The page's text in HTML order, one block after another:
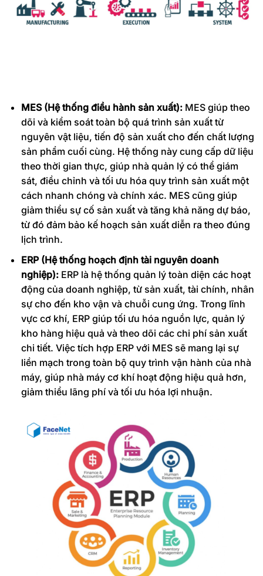
MES (Hệ thống điều hành sản xuất):MES giúp theo
dõi và kiểm soát toàn bộ quá trình sản xuất từ
nguyên vật liệu, tiến độ sản xuất cho đến chất lượng
sản phẩm cuối cùng. Hệ thống này cung cấp dữ liệu
theo thời gian thực, giúp nhà quản lý có thể giám
sát, điều chỉnh và tối ưu hóa quy trình sản xuất một
cách nhanh chóng và chính xác. MES cũng giúp
giảm thiểu sự cố sản xuất và tăng khả năng dự báo,
từ đó đảm bảo kế hoạch sản xuất diễn ra theo đúng
lịch trình.
ERP (Hệ thống hoạch định tài nguyên doanh
nghiệp):ERP là hệ thống quản lý toàn diện các hoạt
động của doanh nghiệp, từ sản xuất, tài chính, nhân
sự cho đến kho vận và chuỗi cung ứng. Trong lĩnh
vực cơ khí, ERP giúp tối ưu hóa nguồn lực, quản lý
kho hàng hiệu quả và theo dõi các chi phí sản xuất
chi tiết. Việc tích hợp ERP với MES sẽ mang lại sự
liền mạch trong toàn bộ quy trình vận hành của nhà
máy, giúp nhà máy cơ khí hoạt động hiệu quả hơn,
giảm thiểu lãng phí và tối ưu hóa lợi nhuận.